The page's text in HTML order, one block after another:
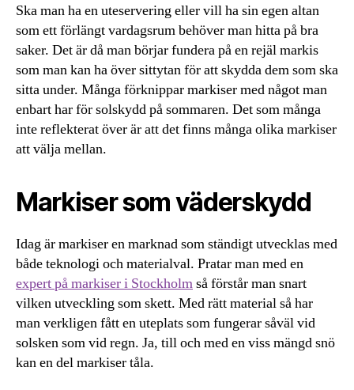
Ska man ha en uteservering eller vill ha sin egen altan
som ett förlängt vardagsrum behöver man hitta på bra
saker. Det är då man börjar fundera på en rejäl markis
som man kan ha över sittytan för att skydda dem som ska
sitta under. Många förknippar markiser med något man
enbart har för solskydd på sommaren. Det som många
inte reflekterat över är att det finns många olika markiser
att välja mellan.
Markiser som väderskydd
Idag är markiser en marknad som ständigt utvecklas med
både teknologi och materialval. Pratar man med en
expert på markiser i Stockholmså förstår man snart
vilken utveckling som skett. Med rätt material så har
man verkligen fått en uteplats som fungerar såväl vid
solsken som vid regn. Ja, till och med en viss mängd snö
kan en del markiser tåla.